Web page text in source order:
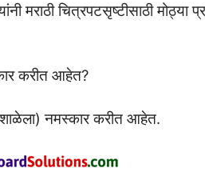
मराठी चित्रपटसृष्टीसाठी
करीत आहेत?
(शाळेला) नमस्कार करीत आहेत.